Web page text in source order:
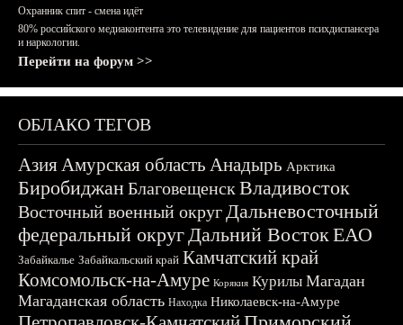
Охранник спит - смена идёт
80% российского медиаконтента это телевидение для пациентов психдиспансера
и наркологии.
Перейти на форум >>
ОБЛАКО ТЕГОВ
АзияАмурская область Анадырь Арктика
БиробиджанБлаговещенскВладивосток
Восточный военный округДальневосточный
федеральный округДальний ВостокЕАО
Забайкалье Забайкальский край Камчатский край
Комсомольск-на-Амуре Корякия Курилы Магадан
Магаданская область Находка Николаевск-на-Амуре